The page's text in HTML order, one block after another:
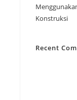
Konstruksi
Recent